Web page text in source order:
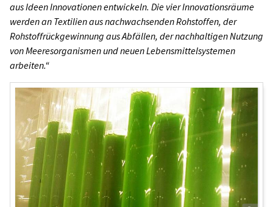
aus Ideen Innovationen entwickeln. Die vier Innovationsräume
werden an Textilien aus nachwachsenden Rohstoffen, der
Rohstoffrückgewinnung aus Abfällen, der nachhaltigen Nutzung
von Meeresorganismen und neuen Lebensmittelsystemen
arbeiten.“